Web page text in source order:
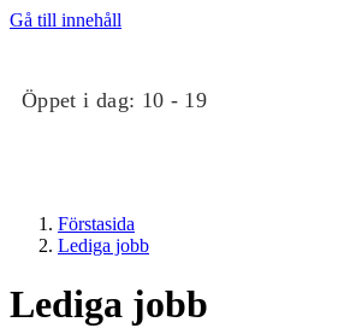
Gå till innehåll
Öppet i dag: 10 - 19
Förstasida
Lediga jobb
Lediga jobb